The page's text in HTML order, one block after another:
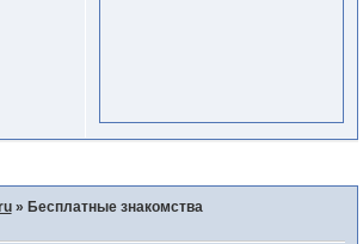
» Бесплатные знакомства